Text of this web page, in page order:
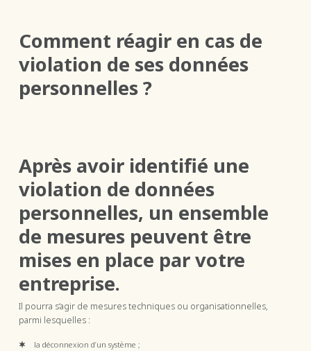
Comment réagir en cas de
violation de ses données
personnelles ?
Après avoir identifié une
violation de données
personnelles, un ensemble
de mesures peuvent être
mises en place par votre
entreprise.
Il pourra s’agir de mesures techniques ou organisationnelles,
parmi lesquelles :
la déconnexion d’un système ;